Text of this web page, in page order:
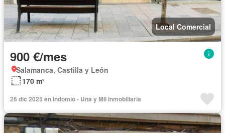
Local Comercial
900 €/mes
Salamanca, Castilla y León
170 m²
26 dic 2025 en Indomio - Una y Mil Inmobiliaria